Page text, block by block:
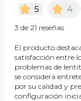
5 4
3 de 21 reseñas
El producto
satisfacción entre
problemas de
se considera
por su calidad y
configuración